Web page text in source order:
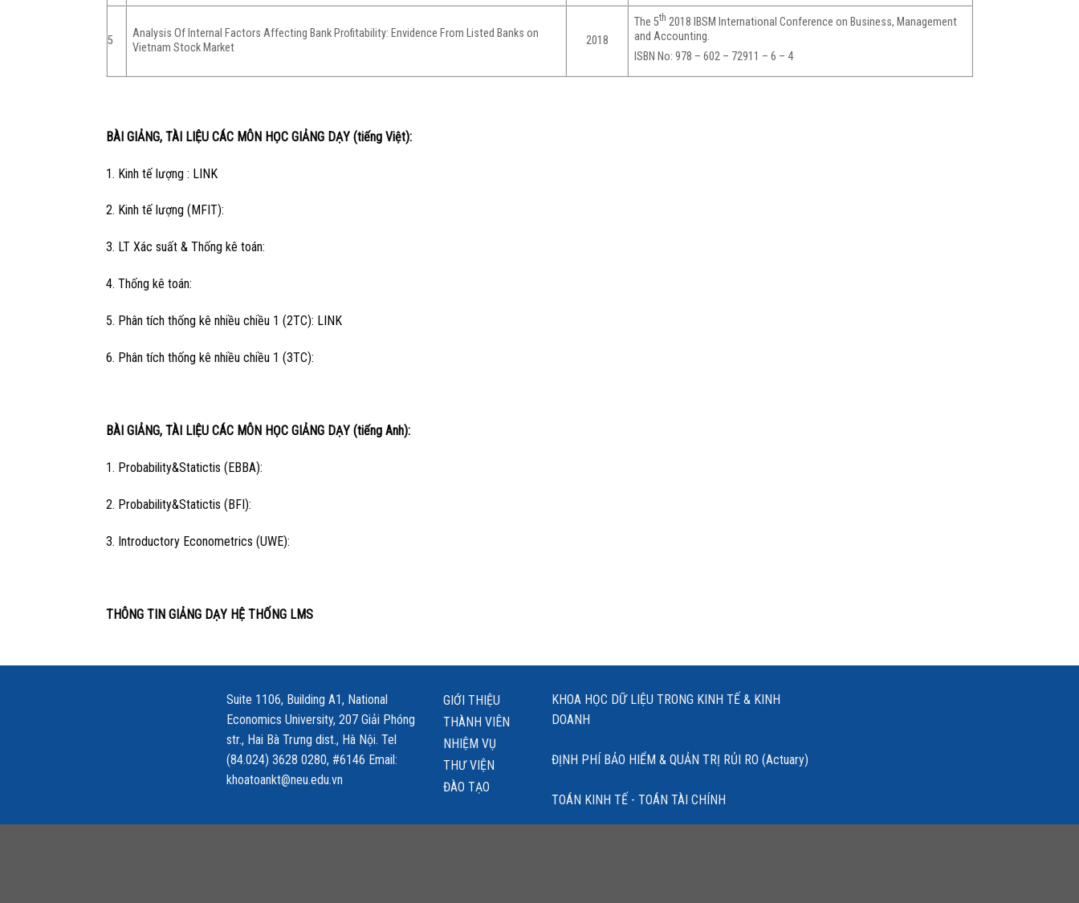
5
Analysis Of Internal Factors Affecting Bank Profitability: Envidence From Listed Banks on
Vietnam Stock Market
2018
The 5th 2018 IBSM International Conference on Business, Management
and Accounting.
ISBN No: 978 – 602 – 72911 – 6 – 4
BÀI GIẢNG, TÀI LIỆU CÁC MÔN HỌC GIẢNG DẠY (tiếng Việt):
1. Kinh tế lượng : LINK
2. Kinh tế lượng (MFIT):
3. LT Xác suất & Thống kê toán:
4. Thống kê toán:
5. Phân tích thống kê nhiều chiều 1 (2TC): LINK
6. Phân tích thống kê nhiều chiều 1 (3TC):
BÀI GIẢNG, TÀI LIỆU CÁC MÔN HỌC GIẢNG DẠY (tiếng Anh):
1. Probability&Statictis (EBBA):
2. Probability&Statictis (BFI):
3. Introductory Econometrics (UWE):
THÔNG TIN GIẢNG DẠY HỆ THỐNG LMS
Suite 1106, Building A1, National
Economics University, 207 Giải Phóng
str., Hai Bà Trưng dist., Hà Nội. Tel
(84.024) 3628 0280, #6146 Email:
khoatoankt@neu.edu.vn
GIỚI THIỆU
THÀNH VIÊN
NHIỆM VỤ
THƯ VIỆN
ĐÀO TẠO
KHOA HỌC DỮ LIỆU TRONG KINH TẾ & KINH
DOANH
ĐỊNH PHÍ BẢO HIỂM & QUẢN TRỊ RỦI RO (Actuary)
TOÁN KINH TẾ - TOÁN TÀI CHÍNH